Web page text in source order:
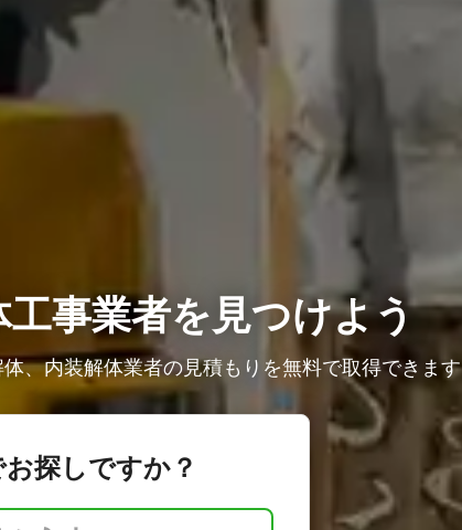
工事業者を見つけよう
、内装解体業者の見積もりを無料で取得できます
探しですか？